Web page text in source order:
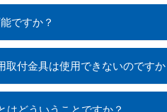
ですか？
取付金具は使用できないのです
はどういうことですか？